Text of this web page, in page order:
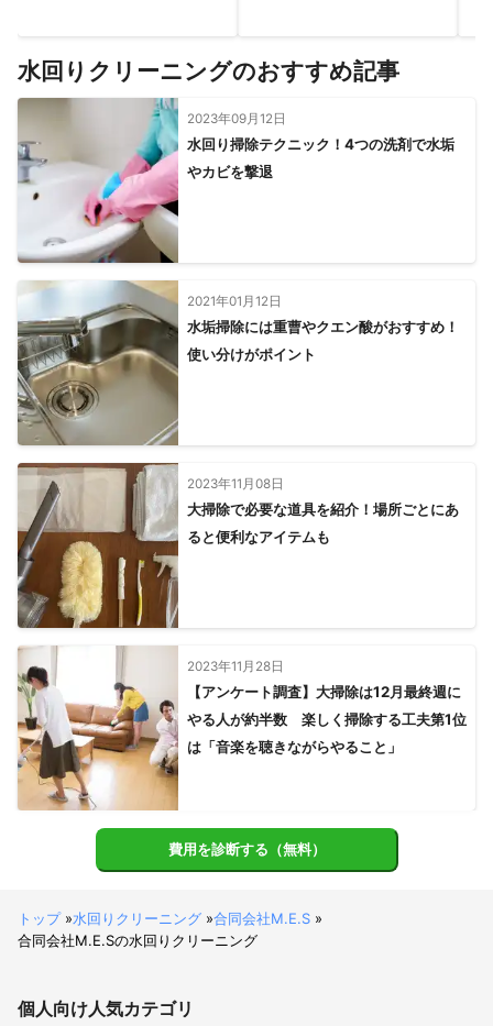
水回りクリーニングのおすすめ記事
2023年09月12日
水回り掃除テクニック！4つの洗剤で水垢
やカビを撃退
2021年01月12日
水垢掃除には重曹やクエン酸がおすすめ！
使い分けがポイント
2023年11月08日
大掃除で必要な道具を紹介！場所ごとにあ
ると便利なアイテムも
2023年11月28日
【アンケート調査】大掃除は12月最終週に
やる人が約半数 楽しく掃除する工夫第1位
は「音楽を聴きながらやること」
費用を診断する（無料）
トップ»水回りクリーニング »合同会社M.E.S »
合同会社M.E.Sの水回りクリーニング
個人向け人気カテゴリ